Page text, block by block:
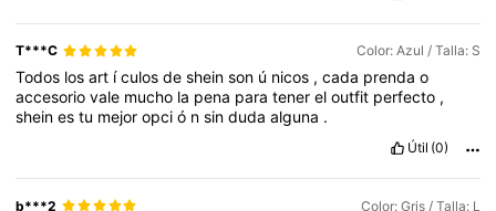
T***C Color: Azul / Talla: S
Todos losart ículosdesheinson ú nicos ,cada prendao
accesoriovale mucho la pena paratenereloutfit perfecto ,
sheinestu mejoropció nsindudaalguna .
Útil (0)
b***2 Color: Gris / Talla: L